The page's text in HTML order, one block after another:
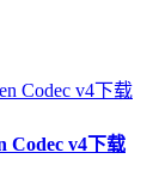
Codec v4下载